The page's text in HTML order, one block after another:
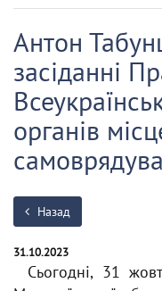
Антон
засіданні
органів
Назад
31.10.2023
Сьогодні, 31